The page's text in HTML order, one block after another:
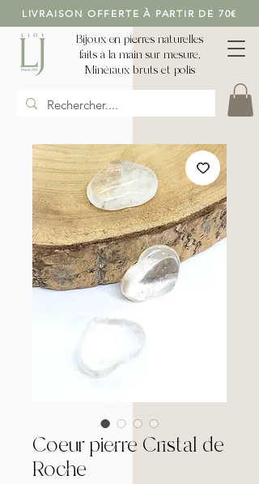
LIVRAISON OFFERTE À PARTIR DE 70€
Bijoux en pierres naturelles
faits à la main sur mesure,
Minéraux bruts et polis
Coeur pierre Cristal de
Roche